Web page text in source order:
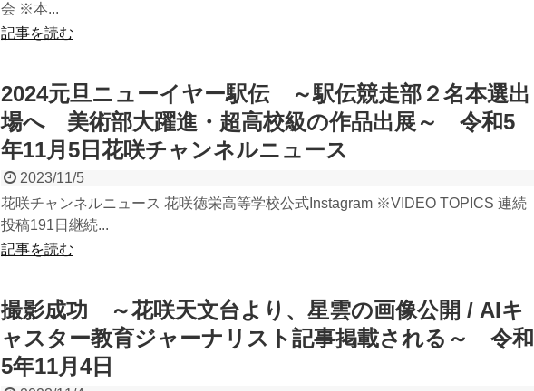
会 ※本...
記事を読む
2024元旦ニューイヤー駅伝 ～駅伝競走部２名本選出
場へ 美術部大躍進・超高校級の作品出展～ 令和5
年11月5日花咲チャンネルニュース
2023/11/5
花咲チャンネルニュース 花咲徳栄高等学校公式Instagram ※VIDEO TOPICS 連続
投稿191日継続...
記事を読む
撮影成功 ～花咲天文台より、星雲の画像公開 / AIキ
ャスター教育ジャーナリスト記事掲載される～ 令和
5年11月4日